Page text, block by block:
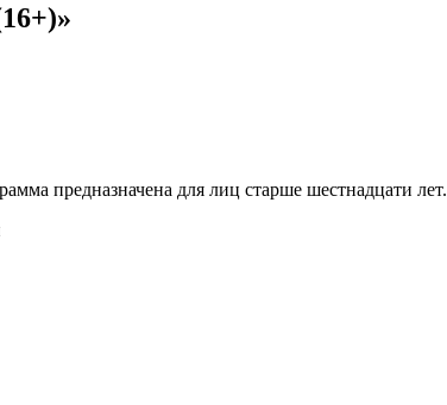
предназначена для лиц старше шестнадцати лет.